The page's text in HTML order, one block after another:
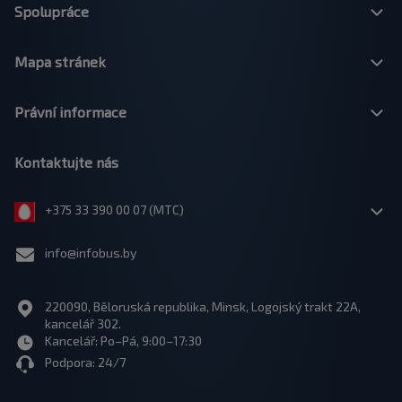
Spolupráce
Mapa stránek
Právní informace
Kontaktujte nás
+375 33 390 00 07 (МТС)
info@infobus.by
220090, Běloruská republika, Minsk, Logojský trakt 22A,
kancelář 302.
Kancelář: Po–Pá, 9:00–17:30
Podpora: 24/7